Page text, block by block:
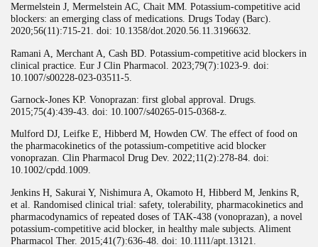
Mermelstein J, Mermelstein AC, Chait MM. Potassium-competitive acid
blockers: an emerging class of medications. Drugs Today (Barc).
2020;56(11):715-21. doi: 10.1358/dot.2020.56.11.3196632.
Ramani A, Merchant A, Cash BD. Potassium-competitive acid blockers in
clinical practice. Eur J Clin Pharmacol. 2023;79(7):1023-9. doi:
10.1007/s00228-023-03511-5.
Garnock-Jones KP. Vonoprazan: first global approval. Drugs.
2015;75(4):439-43. doi: 10.1007/s40265-015-0368-z.
Mulford DJ, Leifke E, Hibberd M, Howden CW. The effect of food on
the pharmacokinetics of the potassium-competitive acid blocker
vonoprazan. Clin Pharmacol Drug Dev. 2022;11(2):278-84. doi:
10.1002/cpdd.1009.
Jenkins H, Sakurai Y, Nishimura A, Okamoto H, Hibberd M, Jenkins R,
et al. Randomised clinical trial: safety, tolerability, pharmacokinetics and
pharmacodynamics of repeated doses of TAK-438 (vonoprazan), a novel
potassium-competitive acid blocker, in healthy male subjects. Aliment
Pharmacol Ther. 2015;41(7):636-48. doi: 10.1111/apt.13121.